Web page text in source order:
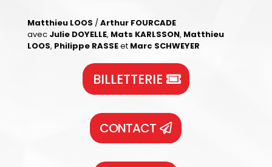
Matthieu LOOS / Arthur FOURCADE
avec Julie DOYELLE, Mats KARLSSON, Matthieu
LOOS, Philippe RASSEet Marc SCHWEYER
BILLETTERIE
CONTACT